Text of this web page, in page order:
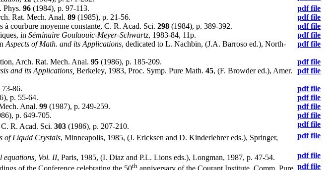
Phys. 96 (1984), p. 97-113.
pdf file
Rat. Mech. Anal. 89 (1985), p. 21-56.
pdf file
courbure moyenne constante, C. R. Acad. Sci. 298 (1984), p. 389-392.
pdf file
in Séminaire Goulaouic-Meyer-Schwartz, 1983-84, 11p.
pdf file
Aspects of Math. and its Applications, dedicated to L. Nachbin, (J.A. Barroso ed.), North-
pdf file
Arch. Rat. Mech. Anal. 95 (1986), p. 185-209.
pdf file
and its Applications, Berkeley, 1983, Proc. Symp. Pure Math. 45, (F. Browder ed.), Amer.
pdf file
86.
pdf file
p. 55-64.
pdf file
Anal. 99 (1987), p. 249-259.
pdf file
p. 649-705.
pdf file
C. R. Acad. Sci. 303 (1986), p. 207-210.
pdf file
of Liquid Crystals, Minneapolis, 1985, (J. Ericksen and D. Kinderlehrer eds.), Springer,
pdf file
equations, Vol. II, Paris, 1985, (I. Diaz and P.L. Lions eds.), Longman, 1987, p. 47-54.
pdf file
th pdf file